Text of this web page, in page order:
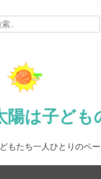
content
陽は子ども
もたち一人ひとりのペ